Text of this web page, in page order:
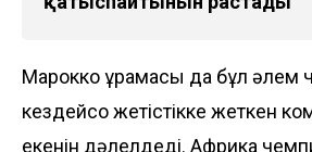
Марокко құрамасы да бұл әлем
кездейсоқ жетістікке жеткен
екенін дәлелдеді. Африка